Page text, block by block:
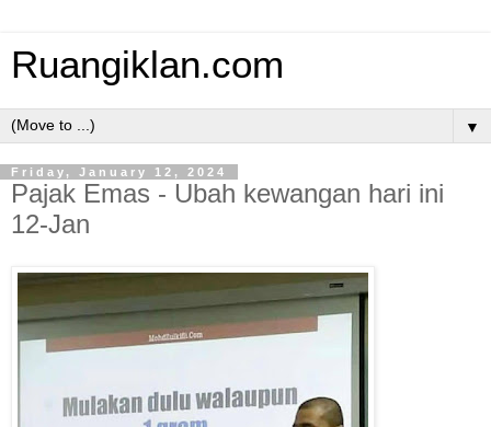
Ruangiklan.com
▼
Friday, January 12, 2024
Pajak Emas - Ubah kewangan hari ini
12-Jan